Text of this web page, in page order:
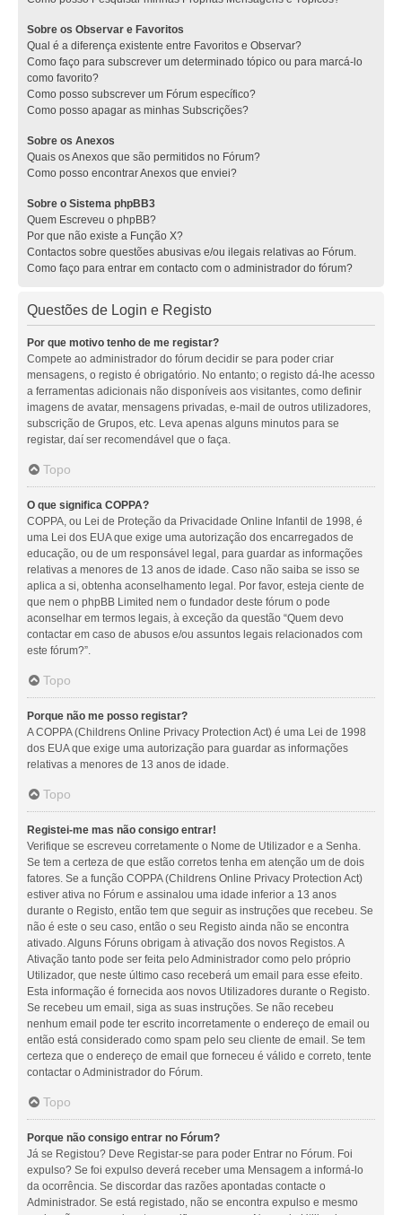
Sobre os Observar e Favoritos
Qual é a diferença existente entre Favoritos e Observar?
Como faço para subscrever um determinado tópico ou para marcá-lo
como favorito?
Como posso subscrever um Fórum específico?
Como posso apagar as minhas Subscrições?
Sobre os Anexos
Quais os Anexos que são permitidos no Fórum?
Como posso encontrar Anexos que enviei?
Sobre o Sistema phpBB3
Quem Escreveu o phpBB?
Por que não existe a Função X?
Contactos sobre questões abusivas e/ou ilegais relativas ao Fórum.
Como faço para entrar em contacto com o administrador do fórum?
Questões de Login e Registo
Por que motivo tenho de me registar?
Compete ao administrador do fórum decidir se para poder criar
mensagens, o registo é obrigatório. No entanto; o registo dá-lhe acesso
a ferramentas adicionais não disponíveis aos visitantes, como definir
imagens de avatar, mensagens privadas, e-mail de outros utilizadores,
subscrição de Grupos, etc. Leva apenas alguns minutos para se
registar, daí ser recomendável que o faça.
Topo
O que significa COPPA?
COPPA, ou Lei de Proteção da Privacidade Online Infantil de 1998, é
uma Lei dos EUA que exige uma autorização dos encarregados de
educação, ou de um responsável legal, para guardar as informações
relativas a menores de 13 anos de idade. Caso não saiba se isso se
aplica a si, obtenha aconselhamento legal. Por favor, esteja ciente de
que nem o phpBB Limited nem o fundador deste fórum o pode
aconselhar em termos legais, à exceção da questão “Quem devo
contactar em caso de abusos e/ou assuntos legais relacionados com
este fórum?”.
Topo
Porque não me posso registar?
A COPPA (Childrens Online Privacy Protection Act) é uma Lei de 1998
dos EUA que exige uma autorização para guardar as informações
relativas a menores de 13 anos de idade.
Topo
Registei-me mas não consigo entrar!
Verifique se escreveu corretamente o Nome de Utilizador e a Senha.
Se tem a certeza de que estão corretos tenha em atenção um de dois
fatores. Se a função COPPA (Childrens Online Privacy Protection Act)
estiver ativa no Fórum e assinalou uma idade inferior a 13 anos
durante o Registo, então tem que seguir as instruções que recebeu. Se
não é este o seu caso, então o seu Registo ainda não se encontra
ativado. Alguns Fóruns obrigam à ativação dos novos Registos. A
Ativação tanto pode ser feita pelo Administrador como pelo próprio
Utilizador, que neste último caso receberá um email para esse efeito.
Esta informação é fornecida aos novos Utilizadores durante o Registo.
Se recebeu um email, siga as suas instruções. Se não recebeu
nenhum email pode ter escrito incorretamente o endereço de email ou
então está considerado como spam pelo seu cliente de email. Se tem
certeza que o endereço de email que forneceu é válido e correto, tente
contactar o Administrador do Fórum.
Topo
Porque não consigo entrar no Fórum?
Já se Registou? Deve Registar-se para poder Entrar no Fórum. Foi
expulso? Se foi expulso deverá receber uma Mensagem a informá-lo
da ocorrência. Se discordar das razões apontadas contacte o
Administrador. Se está registado, não se encontra expulso e mesmo